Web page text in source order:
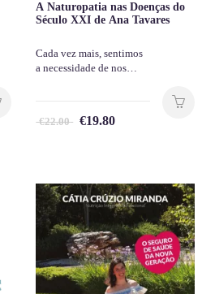
A Naturopatia nas Doenças do
Século XXI de Ana Tavares
Cada vez mais, sentimos
a necessidade de nos…
€22.00 €19.80